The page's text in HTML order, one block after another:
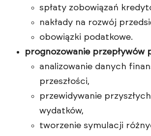
spłaty zobowiązań
nakłady na rozwój
obowiązki podatkowe.
prognozowanie przepływów
analizowanie danych
przeszłości,
przewidywanie
wydatków,
tworzenie symulacji